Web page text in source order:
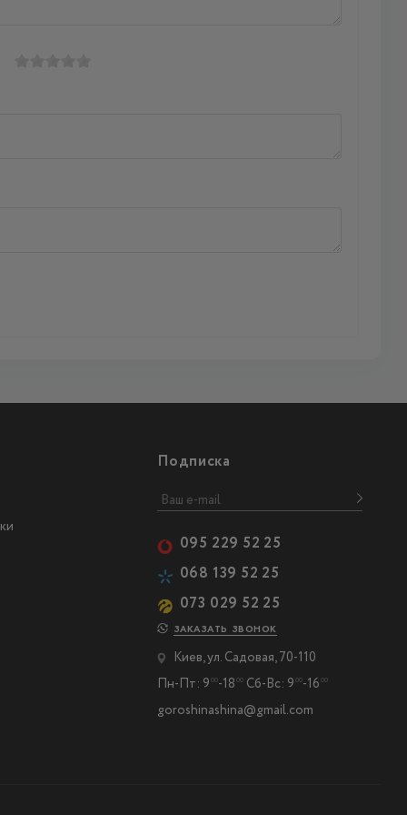
Подписка
095 229 52 25
068 139 52 25
073 029 52 25
ЗАКАЗАТЬ ЗВОНОК
Киев, ул. Садовая, 70-110
Пн-Пт: 9 00-18 00Сб-Вс: 9 00-16 00
goroshinashina@gmail.com